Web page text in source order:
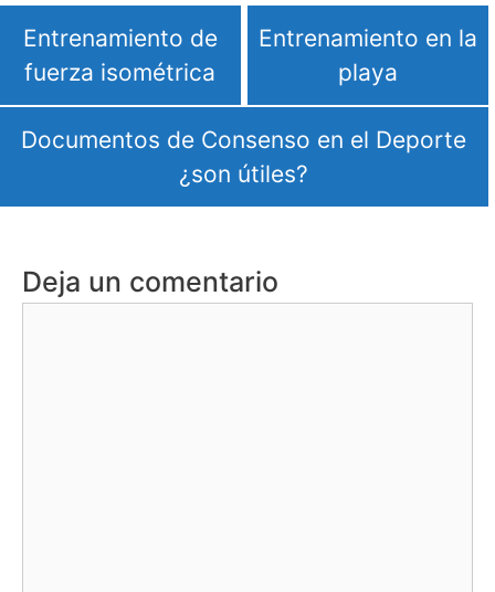
Entrenamiento de
fuerza isométrica
Entrenamiento en la
playa
Documentos de Consenso en el Deporte
¿son útiles?
Deja un comentario